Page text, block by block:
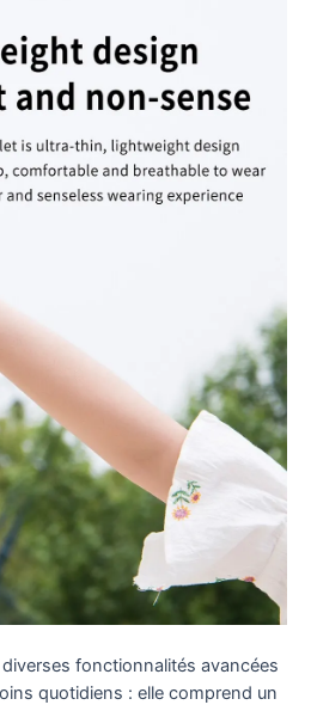
fonctionnalités avancées
quotidiens : elle comprend un